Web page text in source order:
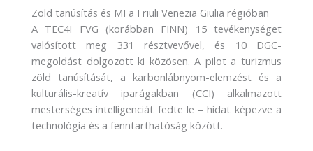
Zöld tanúsítás és MI a Friuli Venezia Giulia régióban
A TEC4I FVG (korábban FINN) 15 tevékenységet
valósított meg 331 résztvevővel, és 10 DGC-
megoldást dolgozott ki közösen. A pilot a turizmus
zöld tanúsítását, a karbonlábnyom-elemzést és a
kulturális-kreatív iparágakban (CCI) alkalmazott
mesterséges intelligenciát fedte le – hidat képezve a
technológia és a fenntarthatóság között.